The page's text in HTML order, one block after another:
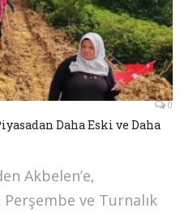
0
Daha Eski ve Daha
Akbelen’e,
Perşembe ve Turnalık